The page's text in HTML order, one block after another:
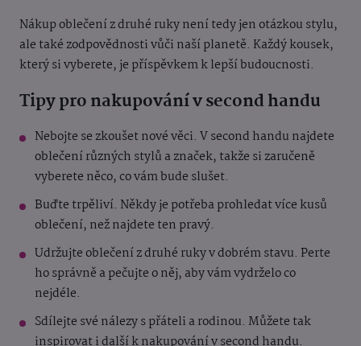
Nákup oblečení z druhé ruky není tedy jen otázkou stylu,
ale také zodpovědnosti vůči naší planetě. Každý kousek,
který si vyberete, je příspěvkem k lepší budoucnosti.
Tipy pro nakupování v second handu
Nebojte se zkoušet nové věci. V second handu najdete
oblečení různých stylů a značek, takže si zaručeně
vyberete něco, co vám bude slušet.
Buďte trpěliví. Někdy je potřeba prohledat více kusů
oblečení, než najdete ten pravý.
Udržujte oblečení z druhé ruky v dobrém stavu. Perte
ho správně a pečujte o něj, aby vám vydrželo co
nejdéle.
Sdílejte své nálezy s přáteli a rodinou. Můžete tak